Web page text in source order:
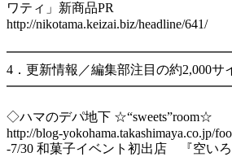
ワティ」新商品PR
http://nikotama.keizai.biz/headline/641/
4．更新情報／編集部注目の約2,000サ
◇ハマのデパ地下 ☆“sweets”room☆
http://blog-yokohama.takashimaya.co.jp/
-7/30 和菓子イベント初出店 『空い